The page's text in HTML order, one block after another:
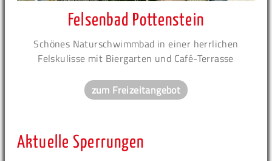
Felsenbad Pottenstein
Schönes Naturschwimmbad in einer herrlichen
Felskulisse mit Biergarten und Café-Terrasse
zum Freizeitangebot
Aktuelle Sperrungen